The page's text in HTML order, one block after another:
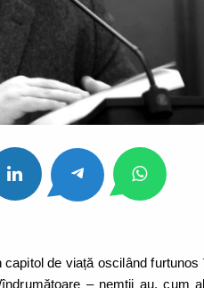
de viață oscilând
– nemții au, cum